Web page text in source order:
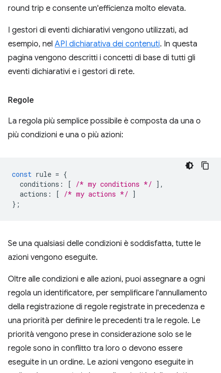
round trip e consente un'efficienza molto elevata.
I gestori di eventi dichiarativi vengono utilizzati, ad
esempio, nel API dichiarativa dei contenuti. In questa
pagina vengono descritti i concetti di base di tutti gli
eventi dichiarativi e i gestori di rete.
Regole
La regola più semplice possibile è composta da una o
più condizioni e una o più azioni:
const rule = {
conditions : [ /* my conditions */ ],
actions : [ /* my actions */ ]
};
Se una qualsiasi delle condizioni è soddisfatta, tutte le
azioni vengono eseguite.
Oltre alle condizioni e alle azioni, puoi assegnare a ogni
regola un identificatore, per semplificare l'annullamento
della registrazione di regole registrate in precedenza e
una priorità per definire le precedenti tra le regole. Le
priorità vengono prese in considerazione solo se le
regole sono in conflitto tra loro o devono essere
eseguite in un ordine. Le azioni vengono eseguite in